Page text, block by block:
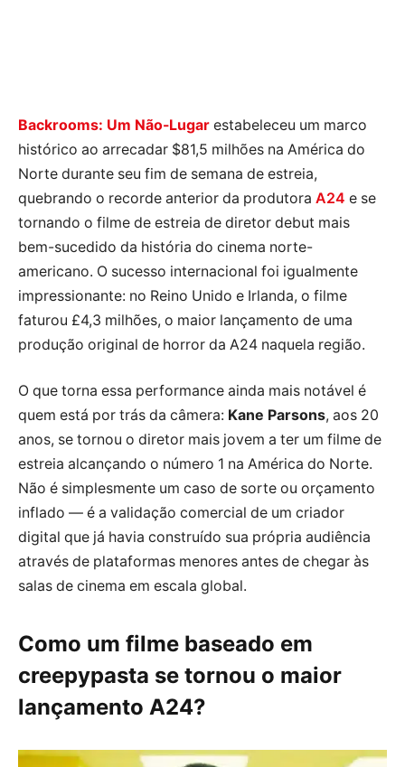
Backrooms: Um Não-Lugar estabeleceu um marco
histórico ao arrecadar $81,5 milhões na América do
Norte durante seu fim de semana de estreia,
quebrando o recorde anterior da produtora A24 e se
tornando o filme de estreia de diretor debut mais
bem-sucedido da história do cinema norte-
americano. O sucesso internacional foi igualmente
impressionante: no Reino Unido e Irlanda, o filme
faturou £4,3 milhões, o maior lançamento de uma
produção original de horror da A24 naquela região.
O que torna essa performance ainda mais notável é
quem está por trás da câmera: Kane Parsons, aos 20
anos, se tornou o diretor mais jovem a ter um filme de
estreia alcançando o número 1 na América do Norte.
Não é simplesmente um caso de sorte ou orçamento
inflado — é a validação comercial de um criador
digital que já havia construído sua própria audiência
através de plataformas menores antes de chegar às
salas de cinema em escala global.
Como um filme baseado em
creepypasta se tornou o maior
lançamento A24?